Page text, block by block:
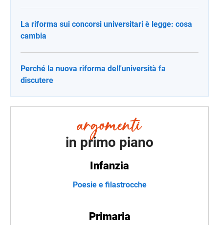
La riforma sui concorsi universitari è legge: cosa
cambia
Perché la nuova riforma dell'università fa
discutere
in primo piano
Infanzia
Poesie e filastrocche
Primaria